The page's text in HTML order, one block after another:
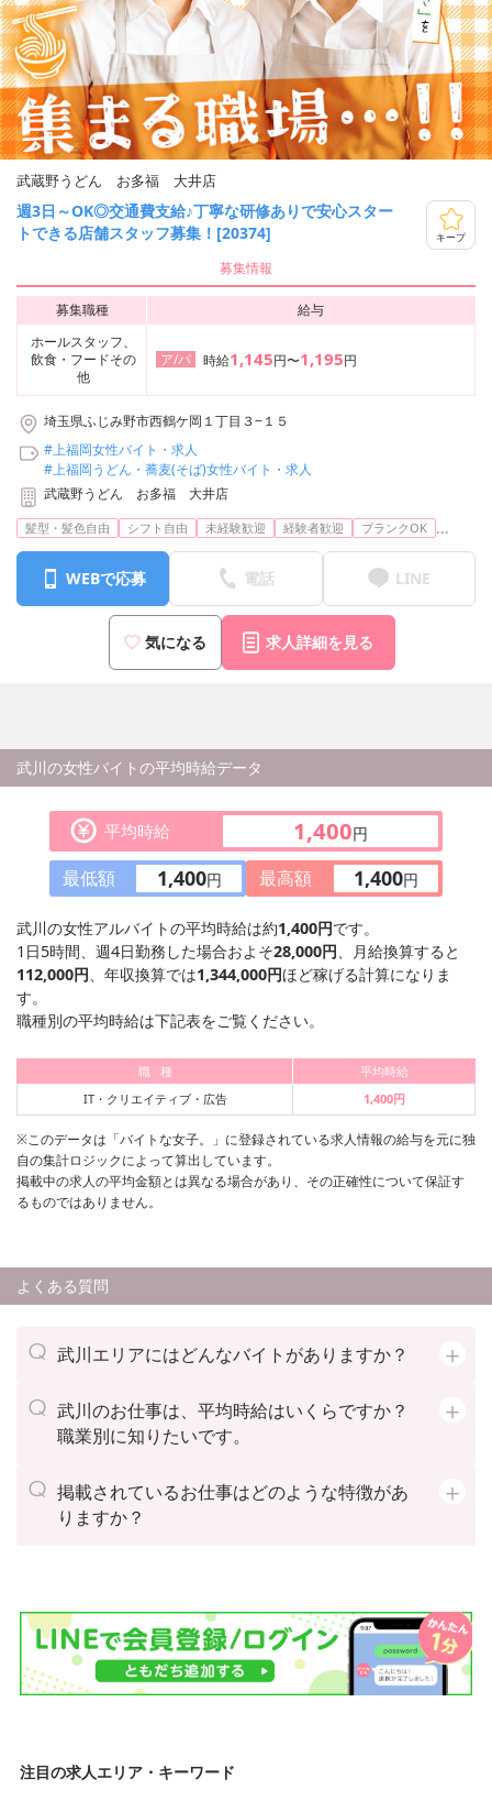
武蔵野うどん お多福 大井店
週3日～OK◎交通費支給♪丁寧な研修ありで安心スター
トできる店舗スタッフ募集！[20374]
キープ
募集情報
募集職種
給与
ホールスタッフ、
飲食・フードその
他
ア/パ 時給1,145円〜1,195円
埼玉県ふじみ野市西鶴ケ岡１丁目３−１５
#上福岡女性バイト・求人
#上福岡うどん・蕎麦(そば)女性バイト・求人
武蔵野うどん お多福 大井店
髪型・髪色自由 シフト自由 未経験歓迎 経験者歓迎 ブランクOK ...
WEBで応募 電話 LINE
気になる 求人詳細を見る
武川の女性バイトの平均時給データ
平均時給 1,400円
最低額 1,400円 最高額 1,400円
武川の女性アルバイトの平均時給は約1,400円です。
1日5時間、週4日勤務した場合およそ28,000円、月給換算すると
112,000円、年収換算では1,344,000円ほど稼げる計算になりま
す。
職種別の平均時給は下記表をご覧ください。
職 種
平均時給
IT・クリエイティブ・広告
1,400円
※このデータは「バイトな女子。」に登録されている求人情報の給与を元に独
自の集計ロジックによって算出しています。
掲載中の求人の平均金額とは異なる場合があり、その正確性について保証す
るものではありません。
よくある質問
武川エリアにはどんなバイトがありますか？
武川のお仕事は、平均時給はいくらですか？
職業別に知りたいです。
掲載されているお仕事はどのような特徴があ
りますか？
注目の求人エリア・キーワード